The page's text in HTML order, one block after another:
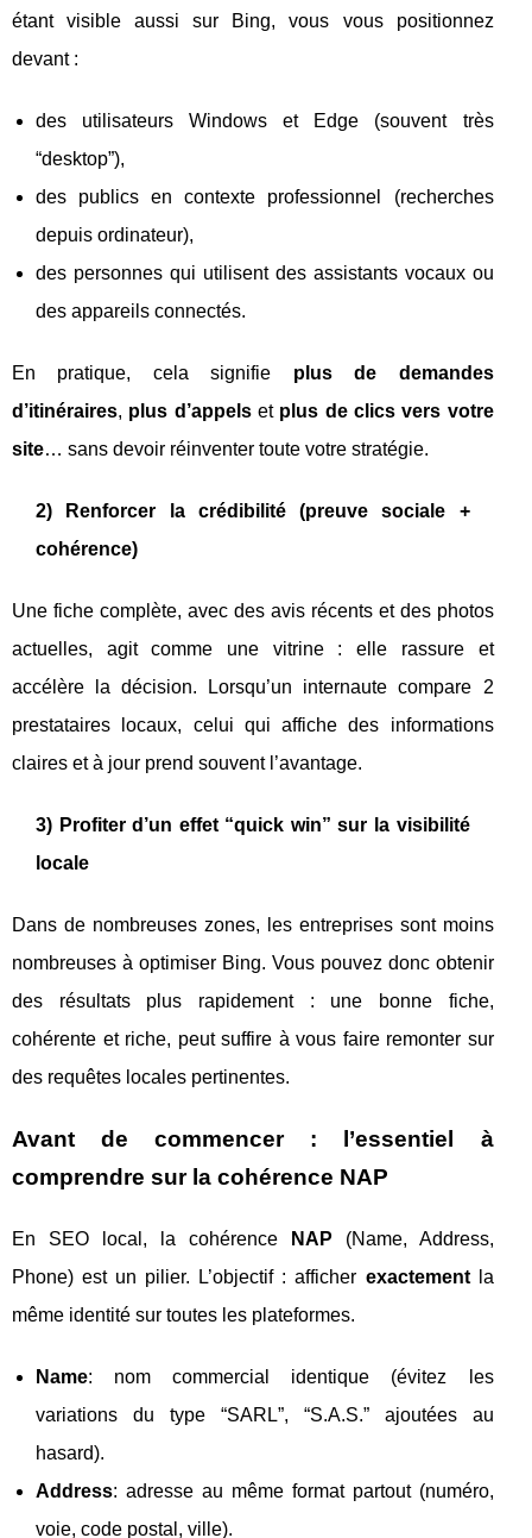
étant visible aussi sur Bing, vous vous positionnez
devant :
des utilisateurs Windows et Edge (souvent très
“desktop”),
des publics en contexte professionnel (recherches
depuis ordinateur),
des personnes qui utilisent des assistants vocaux ou
des appareils connectés.
En pratique, cela signifie plus de demandes
d’itinéraires, plus d’appelset plus de clics vers votre
site… sans devoir réinventer toute votre stratégie.
2) Renforcer la crédibilité (preuve sociale +
cohérence)
Une fiche complète, avec des avis récents et des photos
actuelles, agit comme une vitrine : elle rassure et
accélère la décision. Lorsqu’un internaute compare 2
prestataires locaux, celui qui affiche des informations
claires et à jour prend souvent l’avantage.
3) Profiter d’un effet “quick win” sur la visibilité
locale
Dans de nombreuses zones, les entreprises sont moins
nombreuses à optimiser Bing. Vous pouvez donc obtenir
des résultats plus rapidement : une bonne fiche,
cohérente et riche, peut suffire à vous faire remonter sur
des requêtes locales pertinentes.
Avant de commencer : l’essentiel à
comprendre sur la cohérence NAP
En SEO local, la cohérence NAP (Name, Address,
Phone) est un pilier. L’objectif : afficher exactementla
même identité sur toutes les plateformes.
Name: nom commercial identique (évitez les
variations du type “SARL”, “S.A.S.” ajoutées au
hasard).
Address: adresse au même format partout (numéro,
voie, code postal, ville).